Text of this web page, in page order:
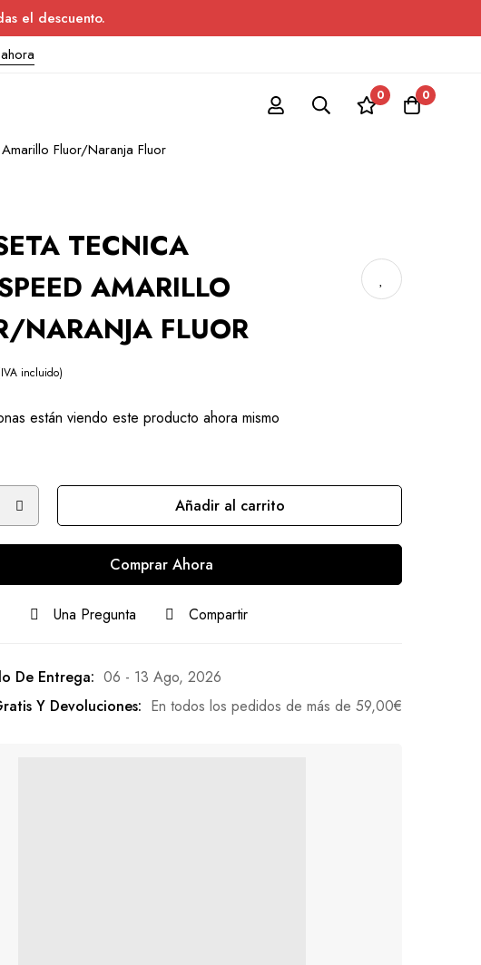
el descuento.
0 0
Fluor/Naranja Fluor
TECNICA
AMARILLO
NARANJA FLUOR
incluido)
están viendo este producto ahora mismo
Añadir al carrito
Comprar Ahora
Una Pregunta Compartir
De Entrega: 06 - 13 Ago, 2026
Y Devoluciones: En todos los pedidos de más de 59,00€